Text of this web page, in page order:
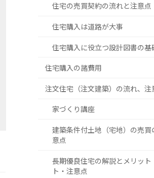
住宅の売買契約の流れと注意点
住宅購入は道路が大事
住宅購入に役立つ設計図書の基
住宅購入の諸費用
注文住宅（注文建築）の流れ、注
家づくり講座
建築条件付土地（宅地）の売買
意点
長期優良住宅の解説とメリット
ト・注意点